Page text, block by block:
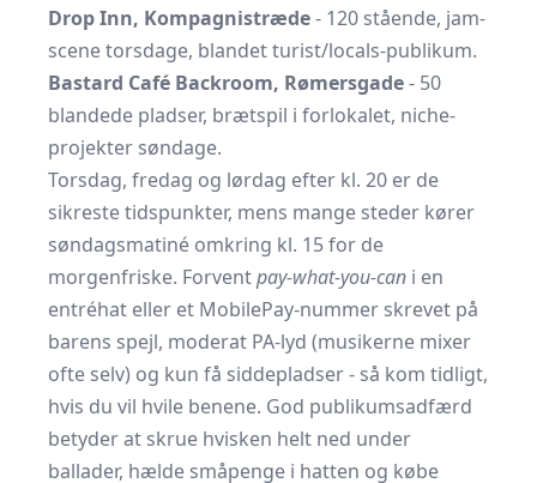
Drop Inn, Kompagnistræde- 120 stående, jam-
scene torsdage, blandet turist/locals-publikum.
Bastard Café Backroom, Rømersgade- 50
blandede pladser, brætspil i forlokalet, niche-
projekter søndage.
Torsdag, fredag og lørdag efter kl. 20 er de
sikreste tidspunkter, mens mange steder kører
søndagsmatiné omkring kl. 15 for de
morgenfriske. Forventpay-what-you-can i en
entréhat eller et MobilePay-nummer skrevet på
barens spejl, moderat PA-lyd (musikerne mixer
ofte selv) og kun få siddepladser - så kom tidligt,
hvis du vil hvile benene. God publikumsadfærd
betyder at skrue hvisken helt ned under
ballader, hælde småpenge i hatten og købe